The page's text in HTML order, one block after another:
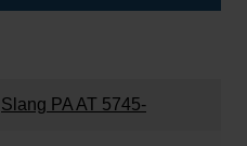
Slang PA AT 5745-